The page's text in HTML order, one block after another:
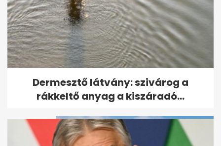
Vízhiány lehet Budapest
környéki településeken
Dermesztő látvány: szivárog a
rákkeltő anyag a kiszáradó...